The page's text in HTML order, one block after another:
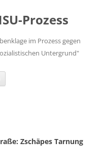
Prozess
im Prozess gegen
Untergrund"
Zschäpes Tarnung